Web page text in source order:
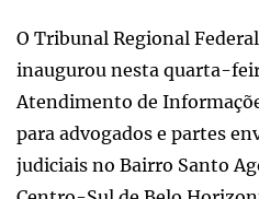
O Tribunal Regional
inaugurou nesta quarta-
Atendimento de
para advogados e partes
judiciais no Bairro Santo